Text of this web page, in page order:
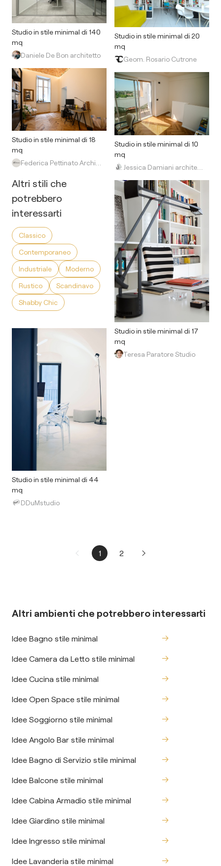
Studio in stile minimal di 140
mq
Daniele De Bon architetto
Studio in stile minimal di 18
mq
Federica Pettinato Architettura
Altri stili che
potrebbero
interessarti
Classico
Contemporaneo
Industriale
Moderno
Rustico
Scandinavo
Shabby Chic
Studio in stile minimal di 44
mq
DDuMstudio
Studio in stile minimal di 20
mq
Geom. Rosario Cutrone
Studio in stile minimal di 10
mq
Studio in stile minimal di 17
mq
Teresa Paratore Studio
1 2
Altri ambienti che potrebbero interessarti
Idee Bagno stile minimal
Idee Camera da Letto stile minimal
Idee Cucina stile minimal
Idee Open Space stile minimal
Idee Soggiorno stile minimal
Idee Angolo Bar stile minimal
Idee Bagno di Servizio stile minimal
Idee Balcone stile minimal
Idee Cabina Armadio stile minimal
Idee Giardino stile minimal
Idee Ingresso stile minimal
Idee Lavanderia stile minimal